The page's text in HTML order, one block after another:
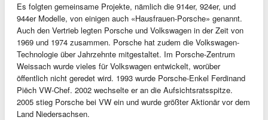
Es folgten gemeinsame Projekte, nämlich die 914er, 924er, und
944er Modelle, von einigen auch «Hausfrauen-Porsche» genannt.
Auch den Vertrieb legten Porsche und Volkswagen in der Zeit von
1969 und 1974 zusammen. Porsche hat zudem die Volkswagen-
Technologie über Jahrzehnte mitgestaltet. Im Porsche-Zentrum
Weissach wurde vieles für Volkswagen entwickelt, worüber
öffentlich nicht geredet wird. 1993 wurde Porsche-Enkel Ferdinand
Piëch VW-Chef. 2002 wechselte er an die Aufsichtsratsspitze.
2005 stieg Porsche bei VW ein und wurde größter Aktionär vor dem
Land Niedersachsen.